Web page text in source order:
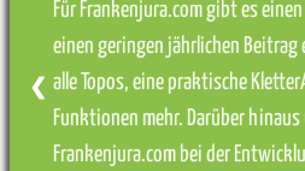
Für Frankenjura.com gibt es
einen geringen jährlichen
alle Topos, eine praktische
Funktionen mehr. Darüber
Frankenjura.com bei der
❮